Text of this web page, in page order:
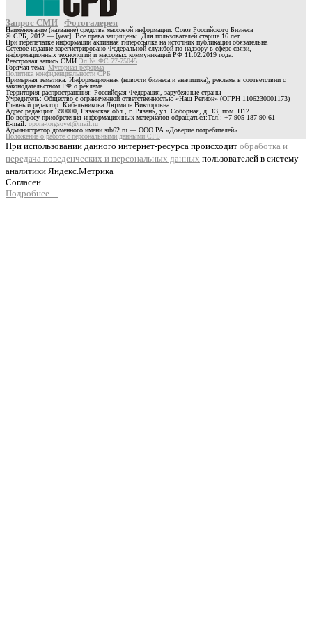
Запрос СМИ Фотогалерея
Наименование (название) средства массовой информации: Союз Российского Бизнеса
© СРБ, 2012 — [year]. Все права защищены. Для пользователей старше 16 лет.
При перепечатке информации активная гиперссылка на источник публикации обязательна
Сетевое издание зарегистрировано Федеральной службой по надзору в сфере связи,
информационных технологий и массовых коммуникаций РФ 11.02.2019 года.
Реестровая запись СМИ Эл № ФС 77-75045
Горячая тема: Мусорная реформа
Политика конфиденциальности СРБ
Примерная тематика: Информационная (новости бизнеса и аналитика), реклама в соответствии с
законодательством РФ о рекламе
Территория распространения: Российская Федерация, зарубежные страны
Учредитель: Общество с ограниченной ответственностью «Наш Регион» (ОГРН 1106230001173)
Главный редактор: Кибальникова Людмила Викторовна
Адрес редакции: 390000, Рязанская обл., г. Рязань, ул. Соборная, д. 13, пом. Н12
По вопросу приобретения информационных материалов обращаться:Тел.: +7 905 187-90-61
E-mail:opora-torgsovet@mail.ru
Администратор доменного имени srb62.ru — ООО РА «Доверие потребителей»
Положение о работе с персональными данными СРБ
При использовании данного интернет-ресурса происходит обработка и
передача поведенческих и персональных данных пользователей в систему
аналитики Яндекс.Метрика
Согласен
Подробнее…